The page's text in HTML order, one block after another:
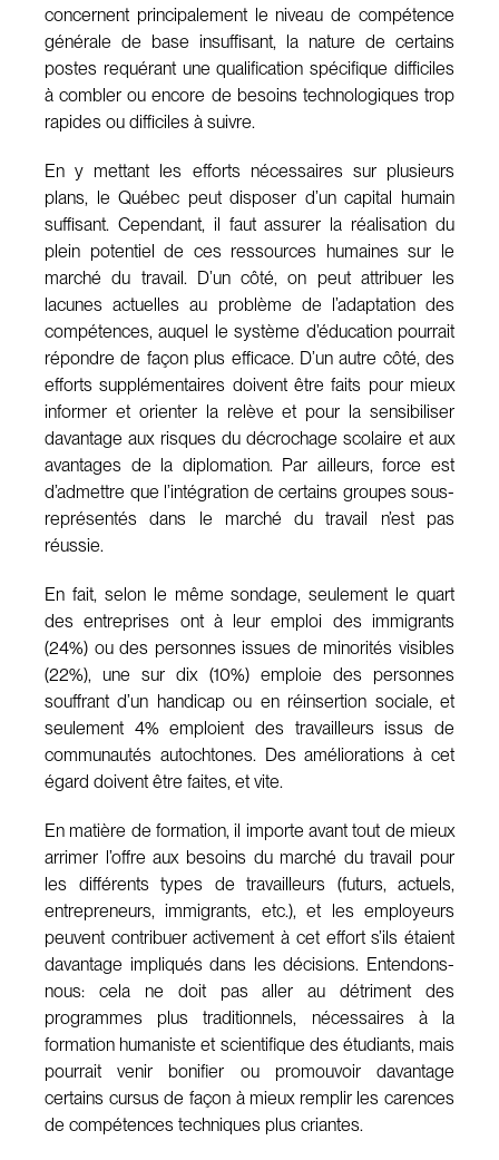
concernent principalement le niveau de compétence
générale de base insuffisant, la nature de certains
postes requérant une qualification spécifique difficiles
à combler ou encore de besoins technologiques trop
rapides ou difficiles à suivre.
En y mettant les efforts nécessaires sur plusieurs
plans, le Québec peut disposer d’un capital humain
suffisant. Cependant, il faut assurer la réalisation du
plein potentiel de ces ressources humaines sur le
marché du travail. D’un côté, on peut attribuer les
lacunes actuelles au problème de l’adaptation des
compétences, auquel le système d’éducation pourrait
répondre de façon plus efficace. D’un autre côté, des
efforts supplémentaires doivent être faits pour mieux
informer et orienter la relève et pour la sensibiliser
davantage aux risques du décrochage scolaire et aux
avantages de la diplomation. Par ailleurs, force est
d’admettre que l’intégration de certains groupes sous-
représentés dans le marché du travail n’est pas
réussie.
En fait, selon le même sondage, seulement le quart
des entreprises ont à leur emploi des immigrants
(24%) ou des personnes issues de minorités visibles
(22%), une sur dix (10%) emploie des personnes
souffrant d’un handicap ou en réinsertion sociale, et
seulement 4% emploient des travailleurs issus de
communautés autochtones. Des améliorations à cet
égard doivent être faites, et vite.
En matière de formation, il importe avant tout de mieux
arrimer l’offre aux besoins du marché du travail pour
les différents types de travailleurs (futurs, actuels,
entrepreneurs, immigrants, etc.), et les employeurs
peuvent contribuer activement à cet effort s’ils étaient
davantage impliqués dans les décisions. Entendons-
nous: cela ne doit pas aller au détriment des
programmes plus traditionnels, nécessaires à la
formation humaniste et scientifique des étudiants, mais
pourrait venir bonifier ou promouvoir davantage
certains cursus de façon à mieux remplir les carences
de compétences techniques plus criantes.